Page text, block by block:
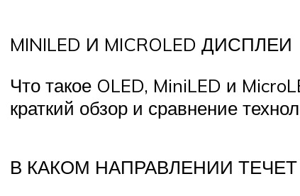
MINILED И MICROLED ДИСПЛЕИ
Что такое OLED, MiniLED и
краткий обзор и сравнение
В КАКОМ НАПРАВЛЕНИИ